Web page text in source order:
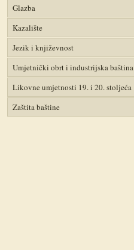
Glazba
Kazalište
Jezik i književnost
Umjetnički obrt i industrijska baština
Likovne umjetnosti 19. i 20. stoljeća
Zaštita baštine